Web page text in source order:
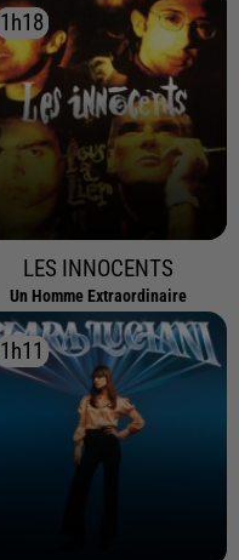
1h18
1h18
LES INNOCENTS
Un Homme Extraordinaire
1h11
1h11